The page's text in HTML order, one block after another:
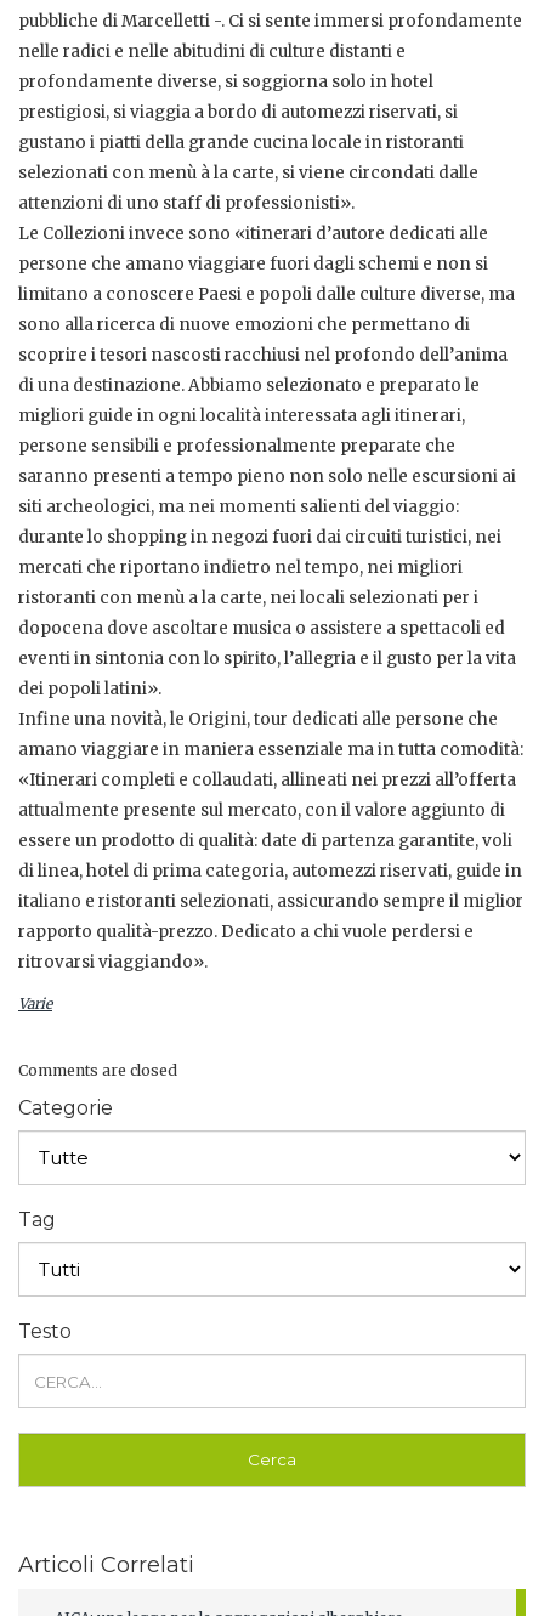
pubbliche di Marcelletti -. Ci si sente immersi profondamente
nelle radici e nelle abitudini di culture distanti e
profondamente diverse, si soggiorna solo in hotel
prestigiosi, si viaggia a bordo di automezzi riservati, si
gustano i piatti della grande cucina locale in ristoranti
selezionati con menù à la carte, si viene circondati dalle
attenzioni di uno staff di professionisti».
Le Collezioni invece sono «itinerari d’autore dedicati alle
persone che amano viaggiare fuori dagli schemi e non si
limitano a conoscere Paesi e popoli dalle culture diverse, ma
sono alla ricerca di nuove emozioni che permettano di
scoprire i tesori nascosti racchiusi nel profondo dell’anima
di una destinazione. Abbiamo selezionato e preparato le
migliori guide in ogni località interessata agli itinerari,
persone sensibili e professionalmente preparate che
saranno presenti a tempo pieno non solo nelle escursioni ai
siti archeologici, ma nei momenti salienti del viaggio:
durante lo shopping in negozi fuori dai circuiti turistici, nei
mercati che riportano indietro nel tempo, nei migliori
ristoranti con menù a la carte, nei locali selezionati per i
dopocena dove ascoltare musica o assistere a spettacoli ed
eventi in sintonia con lo spirito, l’allegria e il gusto per la vita
dei popoli latini».
Infine una novità, le Origini, tour dedicati alle persone che
amano viaggiare in maniera essenziale ma in tutta comodità:
«Itinerari completi e collaudati, allineati nei prezzi all’offerta
attualmente presente sul mercato, con il valore aggiunto di
essere un prodotto di qualità: date di partenza garantite, voli
di linea, hotel di prima categoria, automezzi riservati, guide in
italiano e ristoranti selezionati, assicurando sempre il miglior
rapporto qualità-prezzo. Dedicato a chi vuole perdersi e
ritrovarsi viaggiando».
Varie
Comments are closed
Categorie
Tag
Testo
Articoli Correlati